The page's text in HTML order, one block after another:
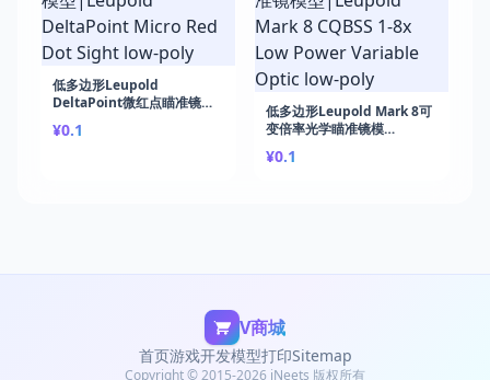
低多边形Leupold
DeltaPoint微红点瞄准镜模
Micro Red Dot Sight low-
¥0.1
低多边形Leupold Mark 8可
变倍率光学瞄准镜模
1-8x Low Power Variable
¥0.1
V商城
首页游戏开发模型打印Sitemap
Copyright © 2015-2026 iNeets 版权所有